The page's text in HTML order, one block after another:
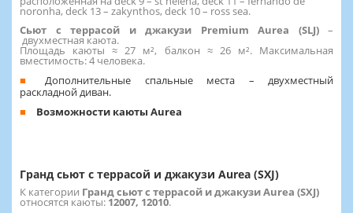
noronha, deck 13 – zakynthos, deck 10 – ross sea.
Сьют с террасой и джакузи Premium Aurea (SLJ)–
двухместная каюта.
Площадь каюты ≈ 27 м², балкон ≈ 26 м². Максимальная
вместимость: 4 человека.
Дополнительные спальные места – двухместный
раскладной диван.
Возможности каюты Aurea
Гранд сьют с террасой и джакузи Aurea (SXJ)
К категории Гранд сьют с террасой и джакузи Aurea (SXJ)
относятся каюты: 12007, 12010.